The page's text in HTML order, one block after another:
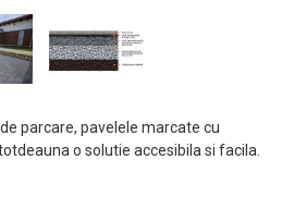
parcare, pavelele marcate cu
o solutie accesibila si facila.